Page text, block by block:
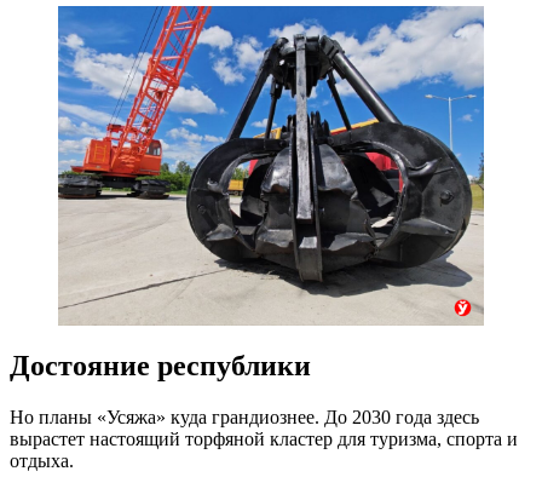
Достояние республики
Но планы «Усяжа» куда грандиознее. До 2030 года здесь
вырастет настоящий торфяной кластер для туризма, спорта и
отдыха.